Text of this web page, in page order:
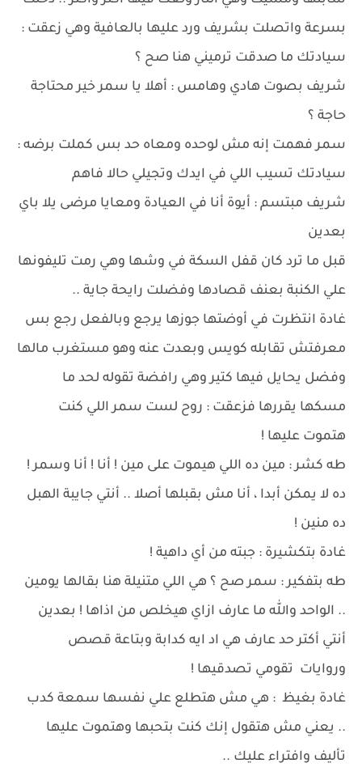
بسرعة واتصلت بشريف ورد عليها بالعافية وهي زعقت :
سيادتك ما صدقت ترميني هنا صح ؟
شريف بصوت هادي وهامس : أهلا يا سمر خير محتاجة
حاجة ؟
سمر فهمت إنه مش لوحده ومعاه حد بس كملت برضه :
سيادتك تسيب اللي في ايدك وتجيلي حالا فاهم
شريف مبتسم : أيوة أنا في العيادة ومعايا مرضى يلا باي
بعدين
قبل ما ترد كان قفل السكة في وشها وهي رمت تليفونها
علي الكنبة بعنف قصادها وفضلت رايحة جاية ..
غادة انتظرت في أوضتها جوزها يرجع وبالفعل رجع بس
معرفتش تقابله كويس وبعدت عنه وهو مستغرب مالها
وفضل يحايل فيها كتير وهي رافضة تقوله لحد ما
مسكها يقررها فزعقت : روح لست سمر اللي كنت
هتموت عليها !
طه كشر : مين ده اللي هيموت على مين ! أنا ! أنا وسمر !
ده لا يمكن أبدا ، أنا مش بقبلها أصلا .. أنتي جايبة الهبل
ده منين !
غادة بتكشيرة : جبته من أي داهية !
طه بتفكير : سمر صح ؟ هي اللي متنيلة هنا بقالها يومين
.. الواحد والله ما عارف ازاي هيخلص من اذاها ! بعدين
أنتي أكتر حد عارف هي اد ايه كدابة وبتاعة قصص
وروايات تقومي تصدقيها !
غادة بغيظ : هي مش هتطلع علي نفسها سمعة كدب
.. يعني مش هتقول إنك كنت بتحبها وهتموت عليها
تأليف وافتراء عليك ..